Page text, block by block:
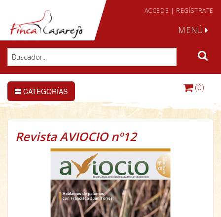
ACCEDE | REGÍSTRATE
MENÚ
CATEGORÍAS (0)
Revista AVIOCIO nº12